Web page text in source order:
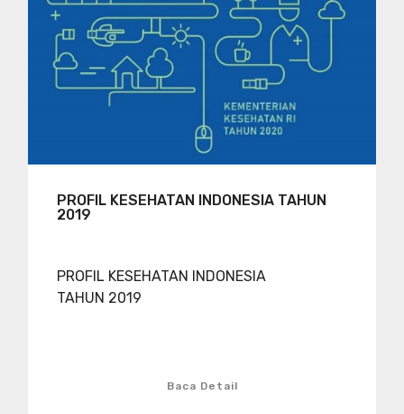
PROFIL KESEHATAN INDONESIA TAHUN
2019
PROFIL KESEHATAN INDONESIA
TAHUN 2019
Baca Detail